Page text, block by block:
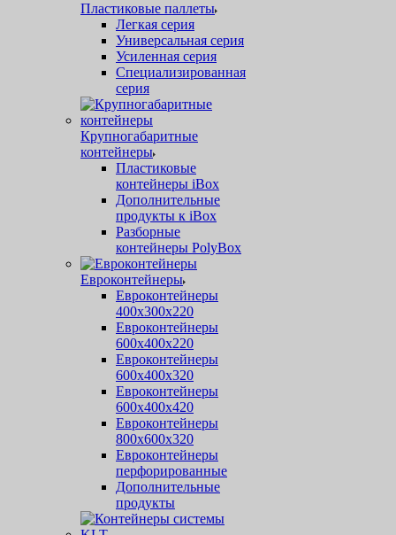
Пластиковые паллеты
Легкая серия
Универсальная серия
Усиленная серия
Специализированная
серия
Крупногабаритные
контейнеры
Пластиковые
контейнеры iBox
Дополнительные
продукты к iBox
Разборные
контейнеры PolyBox
Евроконтейнеры
Евроконтейнеры
400х300х220
Евроконтейнеры
600х400х220
Евроконтейнеры
600х400х320
Евроконтейнеры
600х400х420
Евроконтейнеры
800х600х320
Евроконтейнеры
перфорированные
Дополнительные
продукты